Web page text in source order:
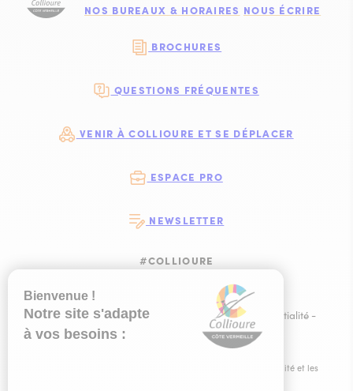
NOS BUREAUX & HORAIRES NOUS ÉCRIRE
BROCHURES
QUESTIONS FRÉQUENTES
VENIR À COLLIOURE ET SE DÉPLACER
ESPACE PRO
NEWSLETTER
#COLLIOURE
SUIVEZ-NOUS
SUIVEZ-NOUS
SUIVEZ-
SUIVEZ-
Plan du site -Mentions légales Politique de confidentialité -
Ce site est éco-conçu !
Éditer mes cookies
IRIS Interactive
règles de confidentialitéet les